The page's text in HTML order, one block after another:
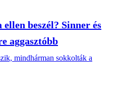
beszél? Sinner és
aggasztóbb
mindhárman sokkolták a